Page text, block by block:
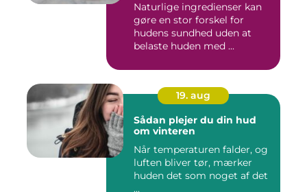
Naturlige ingredienser kan
gøre en stor forskel for
hudens sundhed uden at
belaste huden med ...
19. aug
Sådan plejer du din hud
om vinteren
Når temperaturen falder, og
luften bliver tør, mærker
huden det som noget af det
...